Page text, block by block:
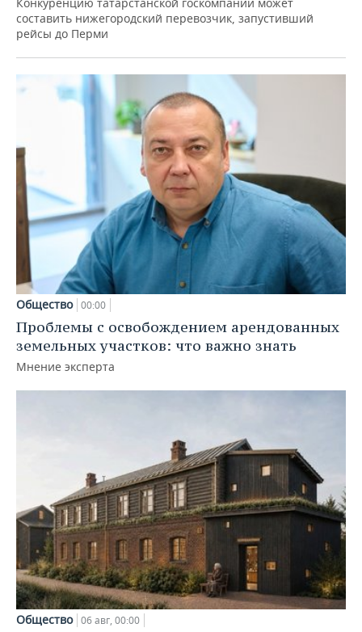
составить нижегородский перевозчик, запустивший
рейсы до Перми
Общество 00:00
Проблемы с освобождением арендованных
земельных участков: что важно знать
Мнение эксперта
Общество 06 авг, 00:00